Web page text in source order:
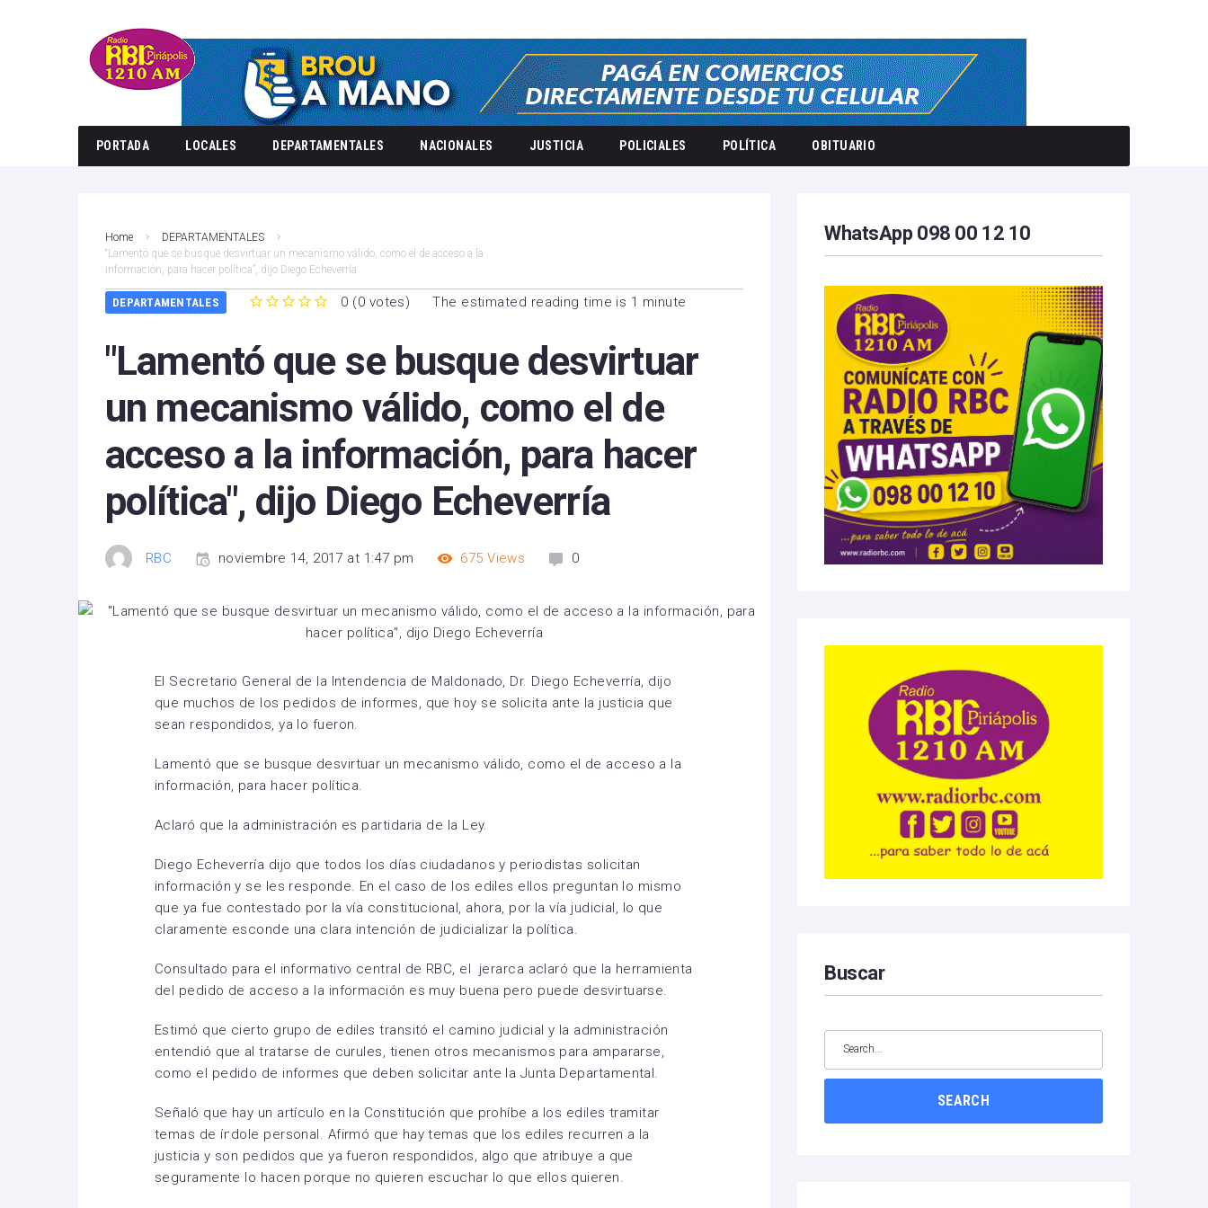
PORTADA LOCALES DEPARTAMENTALES NACIONALES JUSTICIA POLICIALES POLÍTICA OBITUARIO
Home
DEPARTAMENTALES
“Lamentó que se busque desvirtuar un mecanismo válido, como el de acceso a la
información, para hacer política”, dijo Diego Echeverría
DEPARTAMENTALES 0 (0 votes) The estimated reading time is 1 minute
"Lamentó que se busque desvirtuar
un mecanismo válido, como el de
acceso a la información, para hacer
política", dijo Diego Echeverría
RBC noviembre 14, 2017 at 1:47 pm 675 Views 0
El Secretario General de la Intendencia de Maldonado, Dr. Diego Echeverría, dijo
que muchos de los pedidos de informes, que hoy se solicita ante la justicia que
sean respondidos, ya lo fueron.
Lamentó que se busque desvirtuar un mecanismo válido, como el de acceso a la
información, para hacer política.
Aclaró que la administración es partidaria de la Ley.
Diego Echeverría dijo que todos los días ciudadanos y periodistas solicitan
información y se les responde. En el caso de los ediles ellos preguntan lo mismo
que ya fue contestado por la vía constitucional, ahora, por la vía judicial, lo que
claramente esconde una clara intención de judicializar la política.
Consultado para el informativo central de RBC, el jerarca aclaró que la herramienta
del pedido de acceso a la información es muy buena pero puede desvirtuarse.
Estimó que cierto grupo de ediles transitó el camino judicial y la administración
entendió que al tratarse de curules, tienen otros mecanismos para ampararse,
como el pedido de informes que deben solicitar ante la Junta Departamental.
Señaló que hay un artículo en la Constitución que prohíbe a los ediles tramitar
temas de índole personal. Afirmó que hay temas que los ediles recurren a la
justicia y son pedidos que ya fueron respondidos, algo que atribuye a que
seguramente lo hacen porque no quieren escuchar lo que ellos quieren.
WhatsApp 098 00 12 10
Buscar
SEARCH